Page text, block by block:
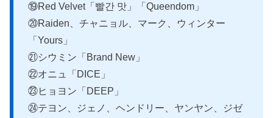
⑲Red Velvet「빨간 맛」「Queendom」
⑳Raiden、チャニョル、マーク、ウィンター
「Yours」
㉑シウミン「Brand New」
㉒オニュ「DICE」
㉓ヒョヨン「DEEP」
㉔テヨン、ジェノ、ヘンドリー、ヤンヤン、ジゼ